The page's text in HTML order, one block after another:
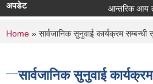
अपडेट आन्तरिक आय
You are here
Home » सार्वजानिक सुनुवाई कार्यक्रम सम्बन्धी
सार्वजानिक सुनुवाई